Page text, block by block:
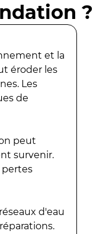
?
et la
éroder les
Les
de
peut
survenir.
d'eau